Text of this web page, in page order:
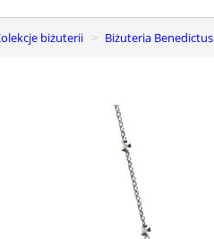
Kolekcje biżuterii Biżuteria Benedictus